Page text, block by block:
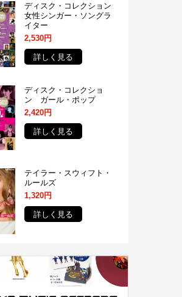
ディスク・コレクション
女性シンガー・ソングラ
イター
2,530円
詳しく見る
ディスク・コレクショ
ン ガール・ポップ
2,420円
詳しく見る
テイラー・スウィフト・
ルールズ
1,320円
詳しく見る